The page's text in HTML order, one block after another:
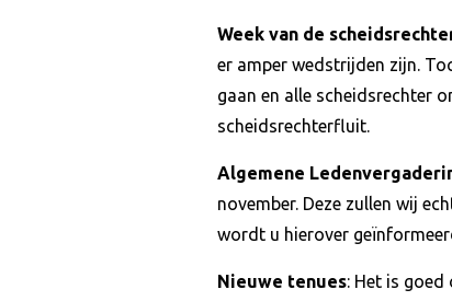
Week van de
er amper wedstrijden zijn.
gaan en alle scheidsrechter
scheidsrechterfluit.
Algemene
november. Deze zullen wij
wordt u hierover
Nieuwe tenues: Het is